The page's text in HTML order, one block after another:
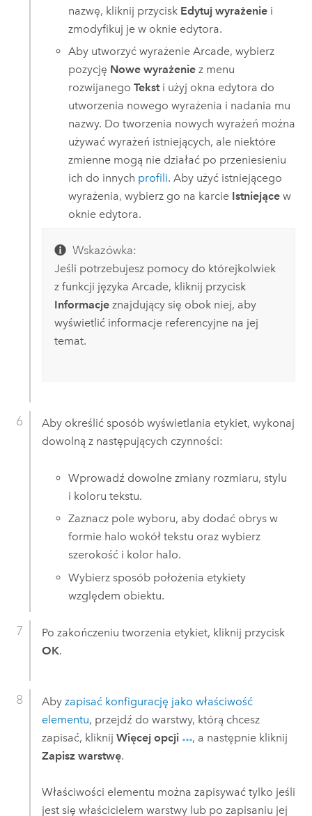
nazwę, kliknij przycisk Edytuj wyrażenie i
zmodyfikuj je w oknie edytora.
Aby utworzyć wyrażenieArcade, wybierz
pozycję Nowe wyrażenie z menu
rozwijanegoTeksti użyj okna edytora do
utworzenia nowego wyrażenia i nadania mu
nazwy. Do tworzenia nowych wyrażeń można
używać wyrażeń istniejących, ale niektóre
zmienne mogą nie działać po przeniesieniu
ich do innych profili. Aby użyć istniejącego
wyrażenia, wybierz go na karcie Istniejące w
oknie edytora.
Wskazówka:
Jeśli potrzebujesz pomocy do którejkolwiek
z funkcji języka Arcade, kliknij przycisk
Informacjeznajdujący się obok niej, aby
wyświetlić informacje referencyjne na jej
temat.
Aby określić sposób wyświetlania etykiet, wykonaj
dowolną z następujących czynności:
Wprowadź dowolne zmiany rozmiaru, stylu
i koloru tekstu.
Zaznacz pole wyboru, aby dodać obrys w
formie halo wokół tekstu oraz wybierz
szerokość i kolor halo.
Wybierz sposób położenia etykiety
względem obiektu.
Po zakończeniu tworzenia etykiet, kliknij przycisk
OK.
Aby zapisać konfigurację jako właściwość
elementu, przejdź do warstwy, którą chcesz
zapisać, kliknij Więcej opcji
, a następnie kliknij
Zapisz warstwę.
Właściwości elementu można zapisywać tylko jeśli
jest się właścicielem warstwy lub po zapisaniu jej